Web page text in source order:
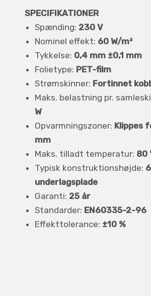
SPECIFIKATIONER
Spænding: 230 V
Nominel effekt: 60 W/m²
Tykkelse: 0,4 mm ±0,1 mm
Folietype: PET-film
Strømskinner: Fortinnet
Maks. belastning pr.
W
Opvarmningszoner: Klippes
mm
Maks. tilladt temperatur: 80
Typisk konstruktionshøjde:
underlagsplade
Garanti: 25 år
Standarder: EN60335-2-96
Effekttolerance: ±10 %